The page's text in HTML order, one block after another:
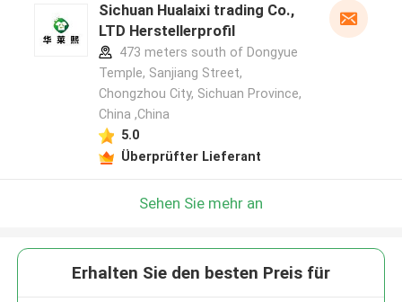
Sichuan Hualaixi trading Co.,
LTD Herstellerprofil
473 meters south of Dongyue
Temple, Sanjiang Street,
Chongzhou City, Sichuan Province,
China ,China
5.0
Überprüfter Lieferant
Sehen Sie mehr an
Erhalten Sie den besten Preis für